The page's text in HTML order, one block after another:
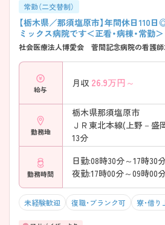
常勤（二交替制）
【栃木県／那須塩原市】年間休日110
ミックス病院です＜正看・病棟・常勤＞
社会医療法人博愛会 菅間記念病院の看護
給与
月収 26.9万円～
勤務地
栃木県那須塩原市
ＪＲ東北本線(上野－盛
13分
勤務時間
日勤:08時30分～17時30分
夜勤:17時00分～09時00分
未経験歓迎 復職・ブランク可 寮・借